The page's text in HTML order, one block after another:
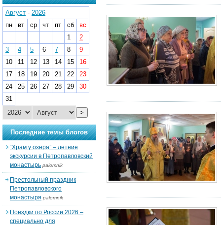
Август - 2026
пн
вт ср чт пт сб
вс
1
2
3
4 5 6 7 8
9
10
11 12 13 14 15
16
17
18 19 20 21 22
23
24
25 26 27 28 29
30
31
>
Последние темы блогов
“Храм у озера” – летние
экскурсии в Петропавловский
монастырь palomnik
Престольный праздник
Петропавловского
монастыря palomnik
Поездки по России 2026 –
специально для